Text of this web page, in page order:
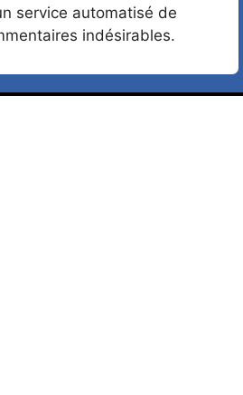
service automatisé de
indésirables.